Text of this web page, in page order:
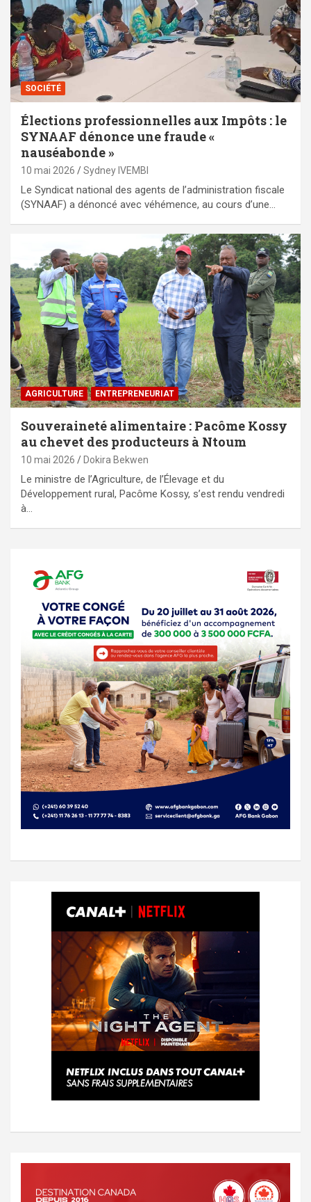
SOCIÉTÉ
Élections professionnelles aux Impôts : le
SYNAAF dénonce une fraude «
nauséabonde »
10 mai 2026 Sydney IVEMBI
Le Syndicat national des agents de l’administration fiscale
(SYNAAF) a dénoncé avec véhémence, au cours d’une…
AGRICULTURE ENTREPRENEURIAT
Souveraineté alimentaire : Pacôme Kossy
au chevet des producteurs à Ntoum
10 mai 2026 Dokira Bekwen
Le ministre de l’Agriculture, de l’Élevage et du
Développement rural, Pacôme Kossy, s’est rendu vendredi
à…